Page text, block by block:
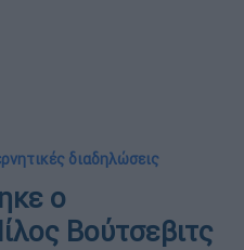
διαδηλώσεις
ο
Βούτσεβιτς